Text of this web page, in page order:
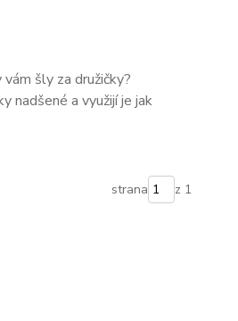
šly za družičky?
nadšené a využijí je jak
strana z 1